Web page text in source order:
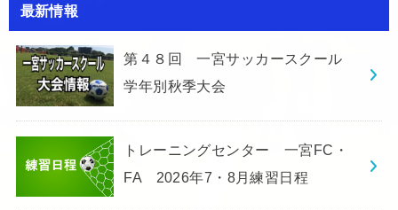
最新情報
第４８回 一宮サッカースクール
学年別秋季大会
トレーニングセンター 一宮FC・
FA 2026年7・8月練習日程